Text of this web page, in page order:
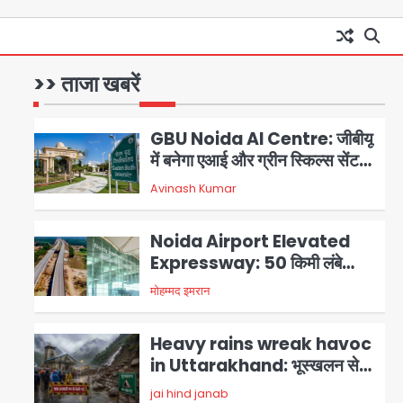
>> ताजा खबरें
परेशानी
1
Road accidents wreak
havoc in Uttar Pradesh:
हमीरपुर में बस-टैंकर भिड़ंत में तीन की
2
GBU Noida AI Centre: जीबीयू
में बनेगा एआई और ग्रीन स्किल्स सेंटर,
यूपी के 15 हजार युवाओं को मिलेगा फ्री
ट्रेनिंग
Avinash Kumar
3
Noida Airport Elevated
Expressway: 50 किमी लंबे
एलिवेटेड एक्सप्रेसवे से दिल्ली-
हरियाणा से सीधे जुड़ेगा नोएडा एयरपोर्ट,
6-लेन एक्सप्रेसवे
मोहम्मद इमरान
Heavy rains wreak havoc
in Uttarakhand: भूस्खलन से
यमुनोत्री, केदारनाथ और सिमली-
jai hind janab